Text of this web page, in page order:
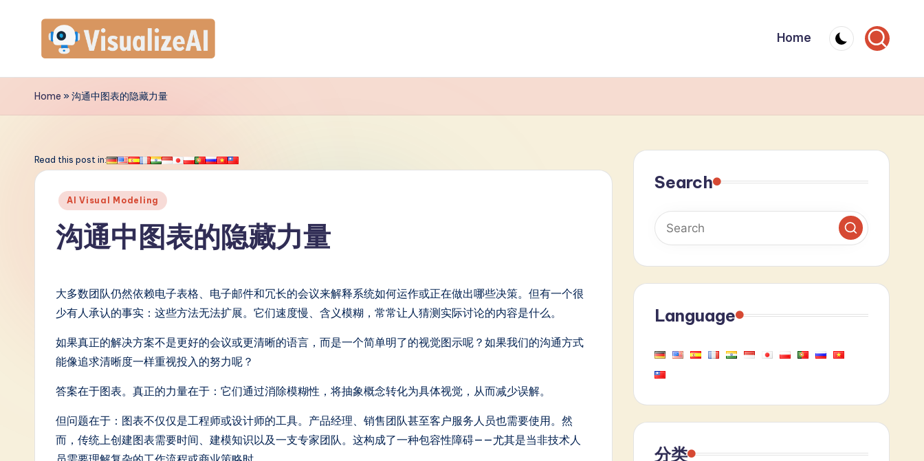
contentV
is
a
m
Home
Home »沟通中图表的隐藏力量
Read this post in:
Posted
AI Visual Modeling
沟通中图表的隐藏力量
大多数团队仍然依赖电子表格、电子邮件和冗长的会议来解释系统如何运作或正在做出哪些决策。但有一个很
少有人承认的事实：这些方法无法扩展。它们速度慢、含义模糊，常常让人猜测实际讨论的内容是什么。
如果真正的解决方案不是更好的会议或更清晰的语言，而是一个简单明了的视觉图示呢？如果我们的沟通方式
能像追求清晰度一样重视投入的努力呢？
答案在于图表。真正的力量在于：它们通过消除模糊性，将抽象概念转化为具体视觉，从而减少误解。
但问题在于：图表不仅仅是工程师或设计师的工具。产品经理、销售团队甚至客户服务人员也需要使用。然
而，传统上创建图表需要时间、建模知识以及一支专家团队。这构成了一种包容性障碍——尤其是当非技术人
Search
Language
分类